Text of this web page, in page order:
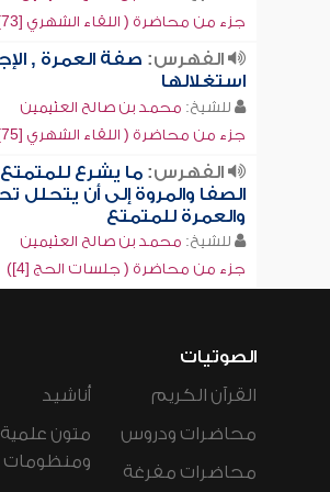
جزء من محاضرة ( اللقاء الشهري [73] رقم1؛2)
الفهرس: صفة العمرة ,
استغلالها
للشيخ: محمد بن صالح العثيمين
جزء من محاضرة ( اللقاء الشهري [75])
الفهرس:ما يشرع
الصفا والمروة إلى أن يتحلل
والعمرة للمتمتع
للشيخ: محمد بن صالح العثيمين
جزء من محاضرة ( جلسات الحج [4])
الصوتيات
القرآن الكريم
محاضرات ودروس
محاضرات مفرغة
أناشيد
متون علمية
ومنظومات